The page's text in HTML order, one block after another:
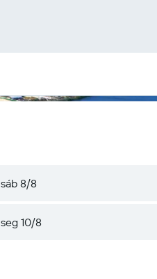
sáb 8/8
seg 10/8